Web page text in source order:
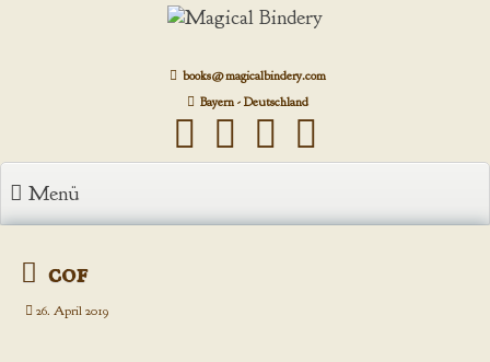
books@magicalbindery.com
Bayern - Deutschland
Menü
cof
26. April 2019